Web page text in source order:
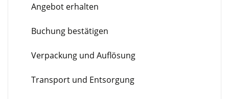
Angebot erhalten
Buchung bestätigen
Verpackung und Auflösung
Transport und Entsorgung